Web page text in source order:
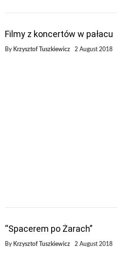
Filmy z koncertów w pałacu
By Krzysztof Tuszkiewicz 2 August 2018
“Spacerem po Żarach”
By Krzysztof Tuszkiewicz 2 August 2018